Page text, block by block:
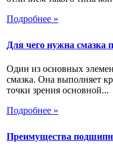
Подробнее »
Для чего нужна смазка
Один из основных
смазка. Она выполняет
точки зрения основной...
Подробнее »
Преимущества